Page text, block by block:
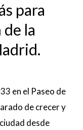
para
la
en el Paseo de
de crecer y
desde